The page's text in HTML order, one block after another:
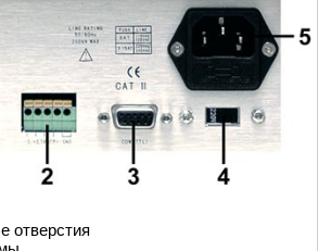
отверстия